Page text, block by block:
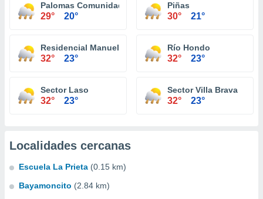
Palomas Comunidad
29° 20°
Piñas
30° 21°
Residencial Manuel Martorell
32° 23°
Río Hondo
32° 23°
Sector Laso
32° 23°
Sector Villa Brava
32° 23°
Localidades cercanas
Escuela La Prieta (0.15 km)
Bayamoncito (2.84 km)